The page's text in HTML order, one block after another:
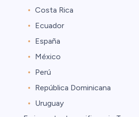
Costa Rica
Ecuador
España
México
Perú
República Dominicana
Uruguay